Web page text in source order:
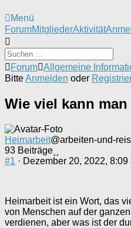
Menü
Forum-
Navigation
ForumMitgliederAktivität
Forum-
Breadcrumbs
Du
bist
Forum Allgemeine
BitteAnmelden oder
Wie viel kann
Heimarbeit@arbeiten-und-
93 Beiträge
#1 · Dezember 20, 2022, 8:09
Heimarbeit ist ein Wort, das
von Menschen auf der
verdienen, aber was ist der